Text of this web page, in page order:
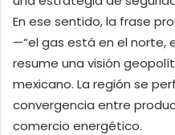
En ese sentido, la frase
—“el gas está en el norte,
resume una visión
mexicano. La región se
convergencia entre
comercio energético.